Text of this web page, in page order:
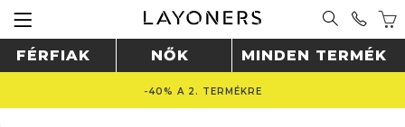
FÉRFIAK NŐK MINDEN TERMÉK
-40% A 2. TERMÉKRE